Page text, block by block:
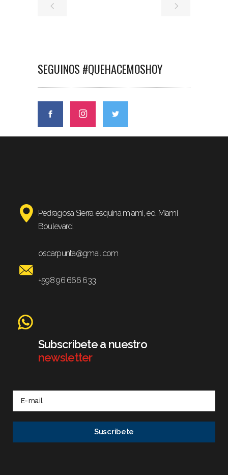
SEGUINOS #QUEHACEMOSHOY
Pedragosa Sierra esquina miami, ed. Miami
Boulevard.
oscarpunta@gmail.com
+598 96 666 633
Subscribete a nuestro
newsletter